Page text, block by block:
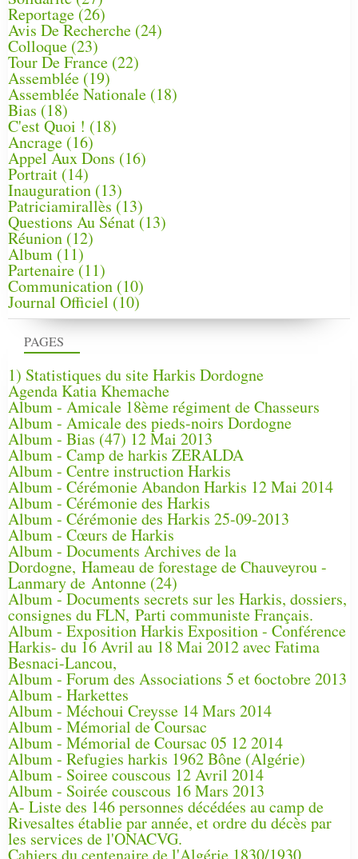
PAGES
1) Statistiques du site Harkis Dordogne
Agenda Katia Khemache
Album - Amicale 18ème régiment de Chasseurs
Album - Amicale des pieds-noirs Dordogne
Album - Bias (47) 12 Mai 2013
Album - Camp de harkis ZERALDA
Album - Centre instruction Harkis
Album - Cérémonie Abandon Harkis 12 Mai 2014
Album - Cérémonie des Harkis
Album - Cérémonie des Harkis 25-09-2013
Album - Cœurs de Harkis
Album - Documents Archives de la
Dordogne, Hameau de forestage de Chauveyrou -
Lanmary de Antonne (24)
Album - Documents secrets sur les Harkis, dossiers,
consignes du FLN, Parti communiste Français.
Album - Exposition Harkis Exposition - Conférence
Harkis- du 16 Avril au 18 Mai 2012 avec Fatima
Besnaci-Lancou,
Album - Forum des Associations 5 et 6octobre 2013
Album - Harkettes
Album - Méchoui Creysse 14 Mars 2014
Album - Mémorial de Coursac
Album - Mémorial de Coursac 05 12 2014
Album - Refugies harkis 1962 Bône (Algérie)
Album - Soiree couscous 12 Avril 2014
Album - Soirée couscous 16 Mars 2013
A- Liste des 146 personnes décédées au camp de
Rivesaltes établie par année, et ordre du décès par
les services de l'ONACVG.
Cahiers du centenaire de l'Algérie 1830/1930
Reportage (26)
Avis De Recherche (24)
Colloque (23)
Tour De France (22)
Assemblée (19)
Assemblée Nationale (18)
Bias (18)
C'est Quoi ! (18)
Ancrage (16)
Appel Aux Dons (16)
Portrait (14)
Inauguration (13)
Patriciamirallès (13)
Questions Au Sénat(13)
Réunion (12)
Album (11)
Partenaire(11)
Communication (10)
Journal Officiel (10)